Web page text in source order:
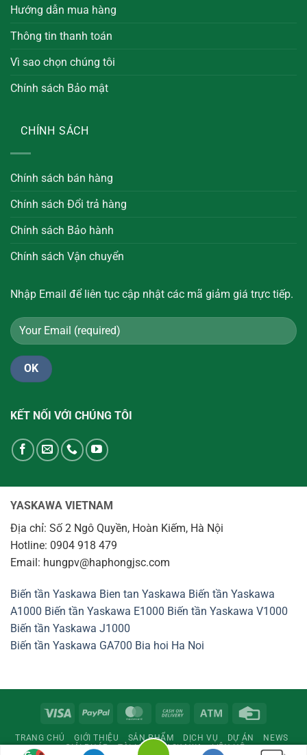
Hướng dẫn mua hàng
Thông tin thanh toán
Vì sao chọn chúng tôi
Chính sách Bảo mật
CHÍNH SÁCH
Chính sách bán hàng
Chính sách Đổi trả hàng
Chính sách Bảo hành
Chính sách Vận chuyển
Nhập Email để liên tục cập nhật các mã giảm giá trực tiếp.
KẾT NỐI VỚI CHÚNG TÔI
YASKAWA VIETNAM
Địa chỉ: Số 2 Ngô Quyền, Hoàn Kiếm, Hà Nội
Hotline: 0904 918 479
Email: hungpv@haphongjsc.com
Biến tần Yaskawa Bien tan Yaskawa Biến tần Yaskawa
A1000 Biến tần Yaskawa E1000 Biến tần Yaskawa V1000
Biến tần Yaskawa J1000
Biến tần Yaskawa GA700 Bia hoi Ha Noi
Visa PayPal MasterCardCash
Delivery
Atm
TRANG CHỦ GIỚI THIỆU SẢN PHẨM DỊCH VỤ DỰ ÁN
NEWS
GIẢI PHÁP
TÀI LIỆU YASKAWA LIÊN HỆ